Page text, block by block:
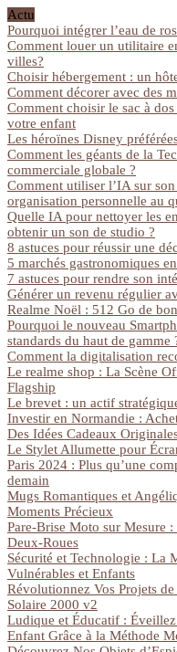
Actu
Pourquoi intégrer l’eau de
Comment louer un utilitaire
villes?
Choisir hébergement : un
Comment décorer avec des
Comment choisir le sac à
votre enfant
Les héroïnes Disney
Comment les géants de la
commerciale globale ?
Comment utiliser l’IA sur
organisation personnelle au
Quelle IA pour nettoyer les
obtenir un son de studio ?
8 astuces pour réussir une
5 marchés gastronomiques
7 astuces pour rendre son
Générer un revenu régulier
Realme Noël : 512 Go de
Pourquoi le nouveau
standards du haut de gamme
Comment la digitalisation
Le realme shop : La Scène
Flagship
Le brevet : un actif
Investir en Normandie :
Des Idées Cadeaux
Le Stylet Allumette pour
Paris 2024 : Plus qu’une
demain
Mugs Romantiques et
Moments Précieux
Pare-Brise Moto sur Mesure
Deux-Roues
Sécurité et Technologie : La
Vulnérables et Enfants
Révolutionnez Vos Projets
Solaire 2000 v2
Ludique et Éducatif :
Enfant Grâce à la Méthode